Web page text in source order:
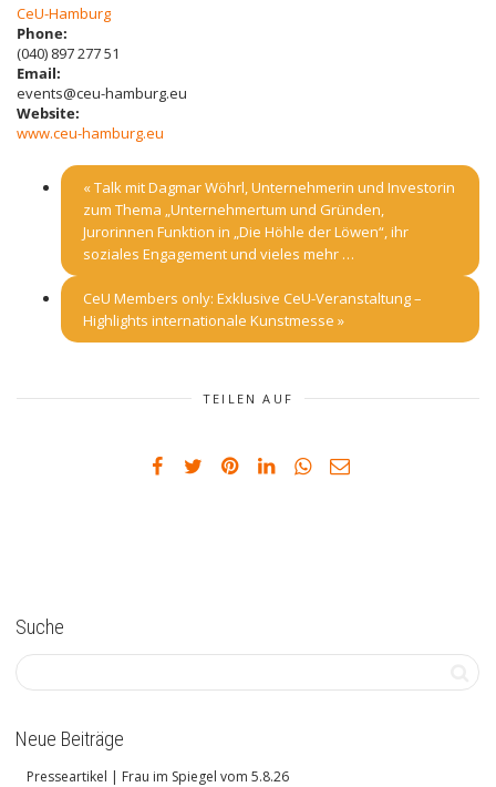
CeU-Hamburg
Phone:
(040) 897 277 51
Email:
events@ceu-hamburg.eu
Website:
www.ceu-hamburg.eu
«Talk mit Dagmar Wöhrl, Unternehmerin und Investorin
zum Thema „Unternehmertum und Gründen,
Jurorinnen Funktion in „Die Höhle der Löwen“, ihr
soziales Engagement und vieles mehr …
CeU Members only: Exklusive CeU-Veranstaltung –
Highlights internationale Kunstmesse »
TEILEN AUF
Suche
Neue Beiträge
Presseartikel | Frau im Spiegel vom 5.8.26